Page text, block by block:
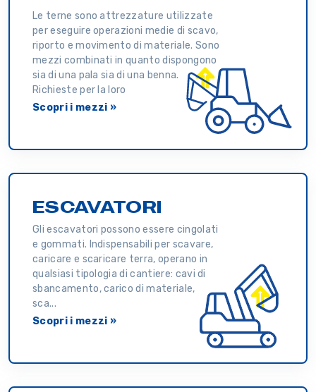
Le terne sono attrezzature utilizzate
per eseguire operazioni medie di scavo,
riporto e movimento di materiale. Sono
mezzi combinati in quanto dispongono
sia di una pala sia di una benna.
Richieste per la loro
Scopri i mezzi »
ESCAVATORI
Gli escavatori possono essere cingolati
e gommati. Indispensabili per scavare,
caricare e scaricare terra, operano in
qualsiasi tipologia di cantiere: cavi di
sbancamento, carico di materiale,
sca...
Scopri i mezzi »